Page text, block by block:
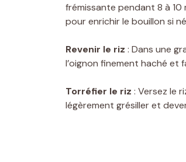
frémissante pendant 8 à 10
pour enrichir le bouillon si
Revenir le riz : Dans une
l’oignon finement haché et
Torréfier le riz : Versez le
légèrement grésiller et